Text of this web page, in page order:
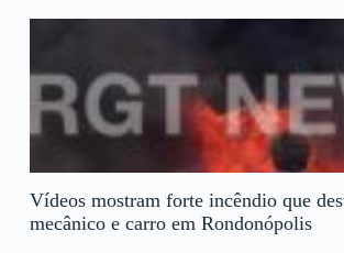
Vídeos mostram forte incêndio que
mecânico e carro em Rondonópolis